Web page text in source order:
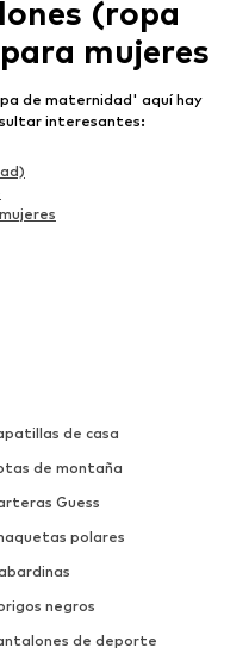
de casa
de montaña
Guess
polares
negros
de deporte
(ropa
mujeres
de maternidad' aquí hay
interesantes: